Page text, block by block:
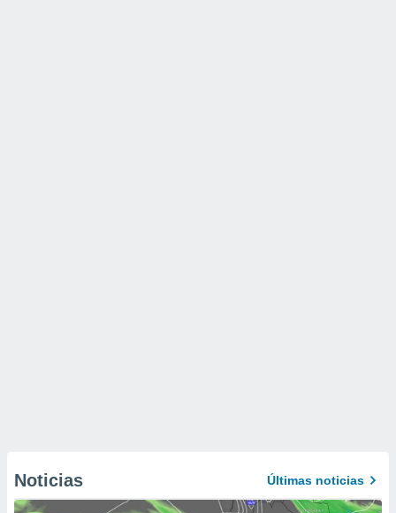
Noticias Últimas noticias